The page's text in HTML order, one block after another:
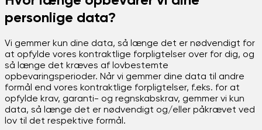
personlige data?
Vi gemmer kun dine data, så længe det er nødvendigt for
at opfylde vores kontraktlige forpligtelser over for dig, og
så længe det kræves af lovbestemte
opbevaringsperioder. Når vi gemmer dine data til andre
formål end vores kontraktlige forpligtelser, f.eks. for at
opfylde krav, garanti- og regnskabskrav, gemmer vi kun
data, så længe det er nødvendigt og/eller påkrævet ved
lov til det respektive formål.